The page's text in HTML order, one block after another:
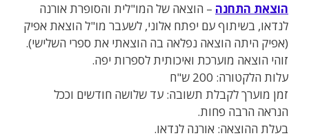
הוצאת התחנה– הוצאה של המו"לית והסופרת אורנה
לנדאו, בשיתוף עם יפתח אלוני, לשעבר מו"ל הוצאת אפיק
(אפיק היתה הוצאה נפלאה בה הוצאתי את ספרי השלישי).
זוהי הוצאה מוערכת ואיכותית לספרות יפה.
עלות הלקטורה: 200 ש"ח
זמן מוערך לקבלת תשובה: עד שלושה חודשים וככל
הנראה הרבה פחות.
בעלת ההוצאה: אורנה לנדאו.